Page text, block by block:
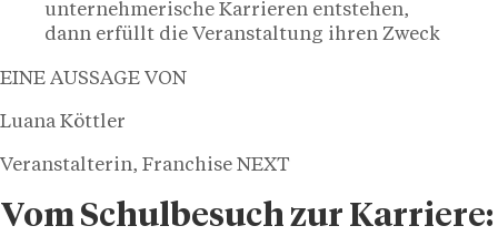
unternehmerische Karrieren entstehen,
dann erfüllt die Veranstaltung ihren Zweck
EINE AUSSAGE VON
Luana Köttler
Veranstalterin, Franchise NEXT
Vom Schulbesuch zur Karriere: